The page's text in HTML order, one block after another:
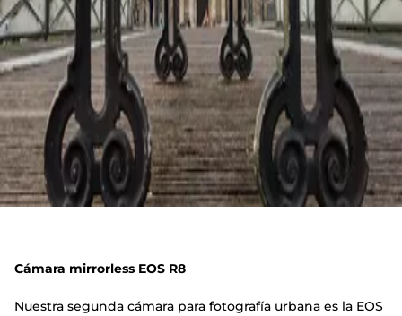
Cámara mirrorless EOS R8
Nuestra segunda cámara para fotografía urbana es la EOS